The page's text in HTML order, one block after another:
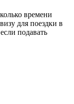
времени
для поездки в
подавать